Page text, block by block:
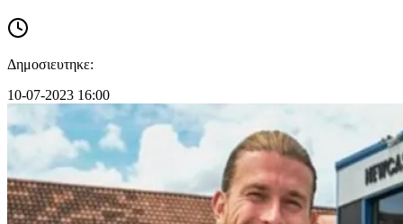
Δημοσιευτηκε:
10-07-2023 16:00